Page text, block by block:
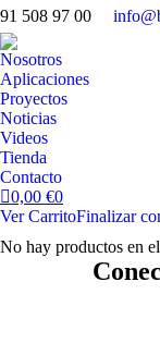
91 508 97 00
Nosotros
Aplicaciones
Proyectos
Noticias
Videos
Tienda
Contacto
0,00 €0
Ver CarritoFinalizar
No hay productos en